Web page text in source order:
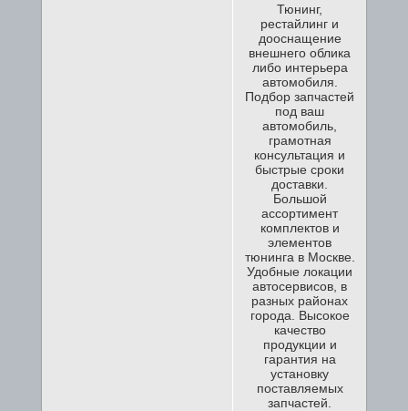
Тюнинг,
рестайлинг и
дооснащение
внешнего облика
либо интерьера
автомобиля.
Подбор запчастей
под ваш
автомобиль,
грамотная
консультация и
быстрые сроки
доставки.
Большой
ассортимент
комплектов и
элементов
тюнинга в Москве.
Удобные локации
автосервисов, в
разных районах
города. Высокое
качество
продукции и
гарантия на
установку
поставляемых
запчастей.